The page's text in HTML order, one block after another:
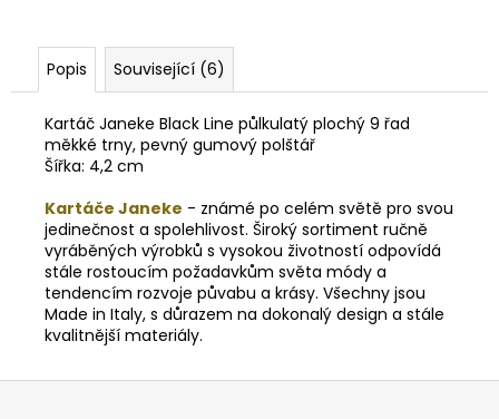
Popis Související (6)
Kartáč Janeke Black Line půlkulatý plochý 9 řad
měkké trny, pevný gumový polštář
Šířka: 4,2 cm
Kartáče Janeke - známé po celém světě pro svou
jedinečnost a spolehlivost. Široký sortiment ručně
vyráběných výrobků s vysokou životností odpovídá
stále rostoucím požadavkům světa módy a
tendencím rozvoje půvabu a krásy. Všechny jsou
Made in Italy, s důrazem na dokonalý design a stále
kvalitnější materiály.
Z